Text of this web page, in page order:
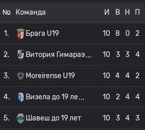
№ Команда И В Н П
1. Брага U19 10 8 0 2
2. Витория Гимараэ 10 3 3 4
3. Moreirense U19 10 4 4 2
4. Визела до 19 ле 10 2 4 4
5. Шавеш до 19 лет 10 3 4 3